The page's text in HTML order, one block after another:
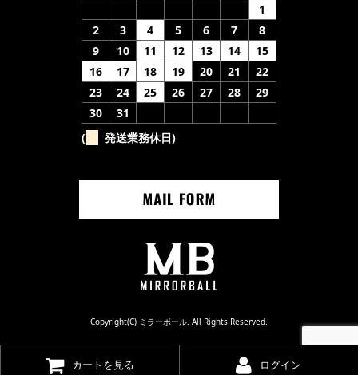
1
2
3 4 5 6 7
8
9
10 11 12 13 14
15
16
17 18 19 20 21
22
23
24 25 26 27 28
29
30
31
(
発送業務休日)
Copyright(C) ミラーボール. All Rights Reserved.
カートを見る ログイン